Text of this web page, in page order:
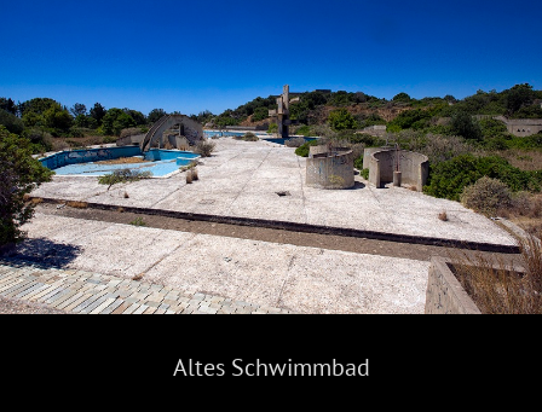
Altes Schwimmbad